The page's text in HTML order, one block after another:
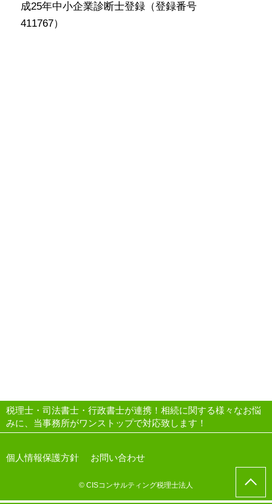
成25年中小企業診断士登録（登録番号
411767）
税理士・司法書士・行政書士が連携！相続に関する様々なお悩
みに、当事務所がワンストップで対応致します！
個人情報保護方針 お問い合わせ
© CISコンサルティング税理士法人